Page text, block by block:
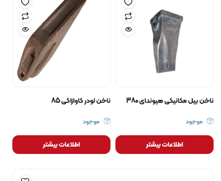
ناخن بیل مکانیکی هیوندای 380
موجود
اطلاعات بیشتر
ناخن لودر کاوازاکی 85
موجود
اطلاعات بیشتر